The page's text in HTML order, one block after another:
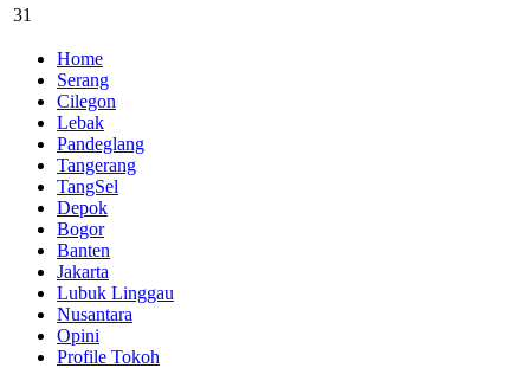
31
Home
Serang
Cilegon
Lebak
Pandeglang
Tangerang
TangSel
Depok
Bogor
Banten
Jakarta
Lubuk Linggau
Nusantara
Opini
Profile Tokoh